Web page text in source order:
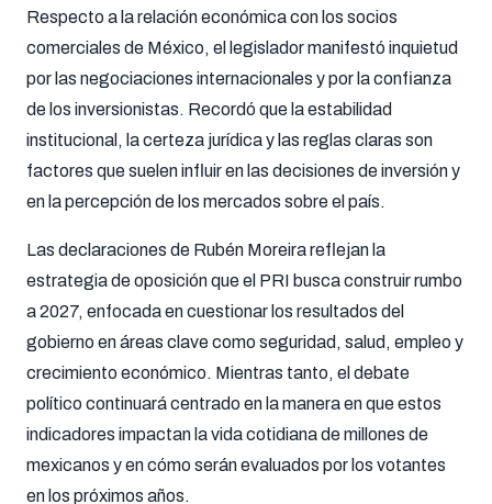
Respecto a la relación económica con los socios
comerciales de México, el legislador manifestó inquietud
por las negociaciones internacionales y por la confianza
de los inversionistas. Recordó que la estabilidad
institucional, la certeza jurídica y las reglas claras son
factores que suelen influir en las decisiones de inversión y
en la percepción de los mercados sobre el país.
Las declaraciones de Rubén Moreira reflejan la
estrategia de oposición que el PRI busca construir rumbo
a 2027, enfocada en cuestionar los resultados del
gobierno en áreas clave como seguridad, salud, empleo y
crecimiento económico. Mientras tanto, el debate
político continuará centrado en la manera en que estos
indicadores impactan la vida cotidiana de millones de
mexicanos y en cómo serán evaluados por los votantes
en los próximos años.